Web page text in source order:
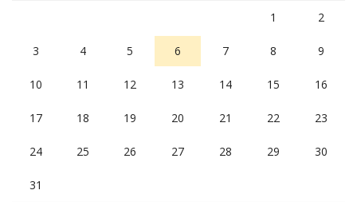
1
2
3 4 5 6 7 8 9
10 11 12 13 14 15 16
17 18 19 20 21 22 23
24 25 26 27 28 29 30
31